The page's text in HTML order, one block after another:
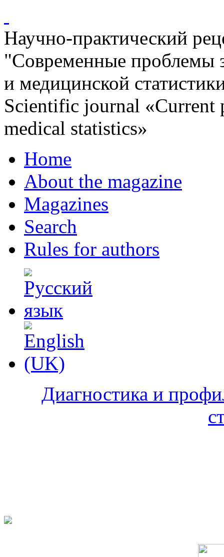
Научно-практический
"Современные проблемы
и медицинской
Scientific journal «Current
medical statistics»
Home
About the magazine
Magazines
Search
Rules for authors
Диагностика и